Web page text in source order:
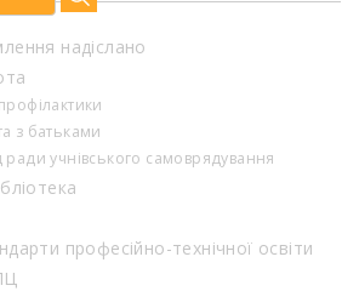
надіслано
з батьками
ради учнівського самоврядування
професійно-технічної освіти